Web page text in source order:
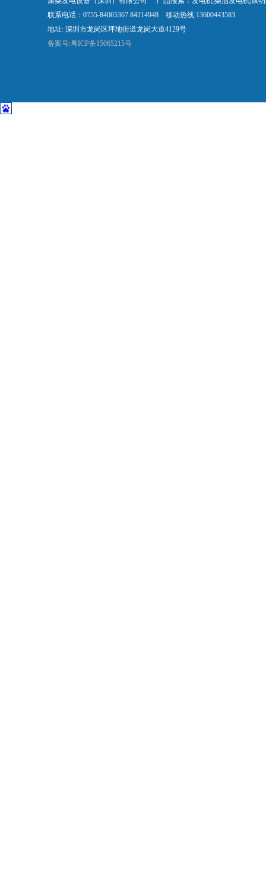
联系电话：0755-84065367 84214948 移动热线:13600443583
地址: 深圳市龙岗区坪地街道龙岗大道4129号
备案号:粤ICP备15065215号